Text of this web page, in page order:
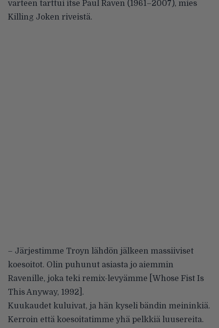
varteen tarttui itse Paul Raven (1961–2007), mies
Killing Joken riveistä.
– Järjestimme Troyn lähdön jälkeen massiiviset
koesoitot. Olin puhunut asiasta jo aiemmin
Ravenille, joka teki remix-levyämme [Whose Fist Is
This Anyway, 1992].
Kuukaudet kuluivat, ja hän kyseli bändin meininkiä.
Kerroin että koesoitatimme yhä pelkkiä luusereita.